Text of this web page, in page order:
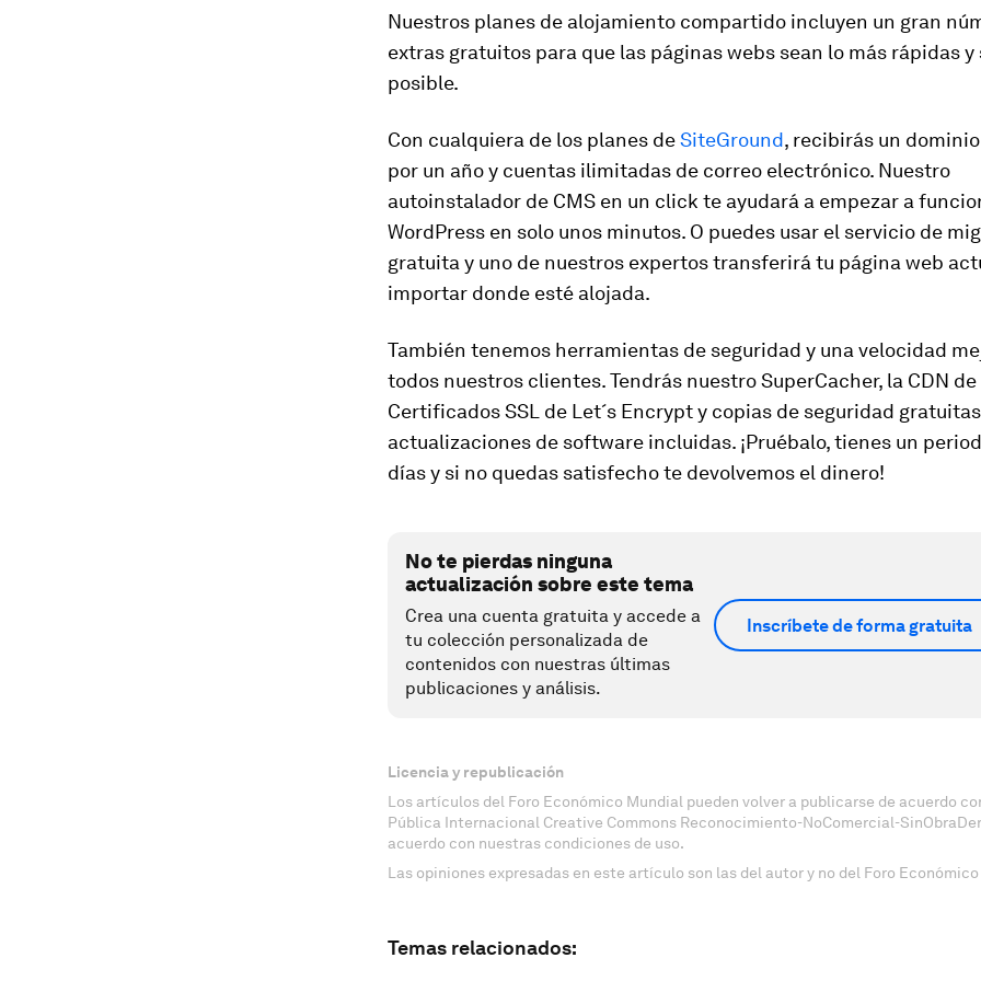
Nuestros planes de alojamiento compartido incluyen un gran
extras gratuitos para que las páginas webs sean lo más rápidas y
posible.
Con cualquiera de los planes deSiteGround, recibirás un
por un año y cuentas ilimitadas de correo electrónico. Nuestro
autoinstalador de CMS en un click te ayudará a empezar a
WordPress en solo unos minutos. O puedes usar el servicio de
gratuita y uno de nuestros expertos transferirá tu página web
importar donde esté alojada.
También tenemos herramientas de seguridad y una velocidad
todos nuestros clientes. Tendrás nuestroSuperCacher, la CDN de
Certificados SSL de Let´s Encrypty copias de seguridad
actualizaciones de software incluidas. ¡Pruébalo, tienes un
días y si no quedas satisfecho te devolvemos el dinero!
No te pierdas ninguna
actualización sobre este tema
Crea una cuenta gratuita y accede a
tu colección personalizada de
contenidos con nuestras últimas
publicaciones y análisis.
Inscríbete de forma gratuita
Licencia y republicación
Los artículos del Foro Económico Mundial pueden volver a publicarse de acuerdo
Pública Internacional Creative Commons Reconocimiento-NoComercial-
acuerdo con nuestras condiciones de uso.
Las opiniones expresadas en este artículo son las del autor y no del Foro
Temas relacionados: